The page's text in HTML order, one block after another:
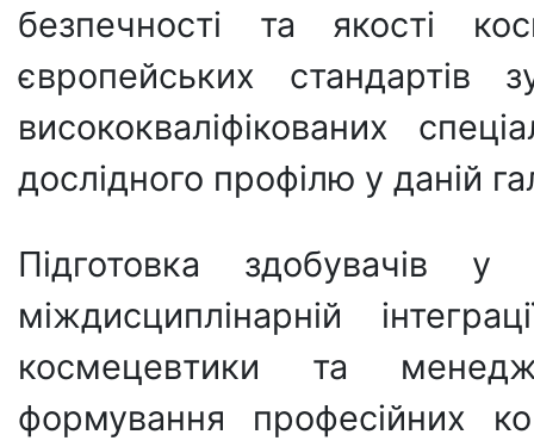
безпечності та якості
європейських стандартів
висококваліфікованих
дослідного профілю у даній
Підготовка здобувачів
міждисциплінарній
космецевтики та
формування професійних